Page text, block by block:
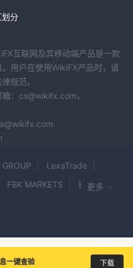
分
互联网及其移动端产品是一款
用户在使用WikiFX产品时，请
规范。
：cs@wikifx.com，
GROUP
LexaTrade
FBK MARKETS
捷凯更多
一键查验 下载